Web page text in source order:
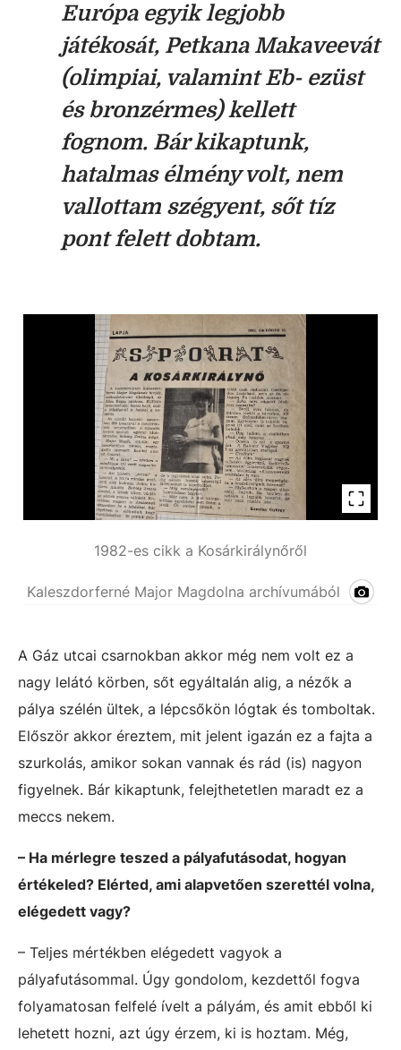
Európa egyik legjobb
játékosát, Petkana Makaveevát
(olimpiai, valamint Eb- ezüst
és bronzérmes) kellett
fognom. Bár kikaptunk,
hatalmas élmény volt, nem
vallottam szégyent, sőt tíz
pont felett dobtam.
1982-es cikk a Kosárkirálynőről
Kaleszdorferné Major Magdolna archívumából
A Gáz utcai csarnokban akkor még nem volt ez a
nagy lelátó körben, sőt egyáltalán alig, a nézők a
pálya szélén ültek, a lépcsőkön lógtak és tomboltak.
Először akkor éreztem, mit jelent igazán ez a fajta a
szurkolás, amikor sokan vannak és rád (is) nagyon
figyelnek. Bár kikaptunk, felejthetetlen maradt ez a
meccs nekem.
– Ha mérlegre teszed a pályafutásodat, hogyan
értékeled? Elérted, ami alapvetően szerettél volna,
elégedett vagy?
– Teljes mértékben elégedett vagyok a
pályafutásommal. Úgy gondolom, kezdettől fogva
folyamatosan felfelé ívelt a pályám, és amit ebből ki
lehetett hozni, azt úgy érzem, ki is hoztam. Még,